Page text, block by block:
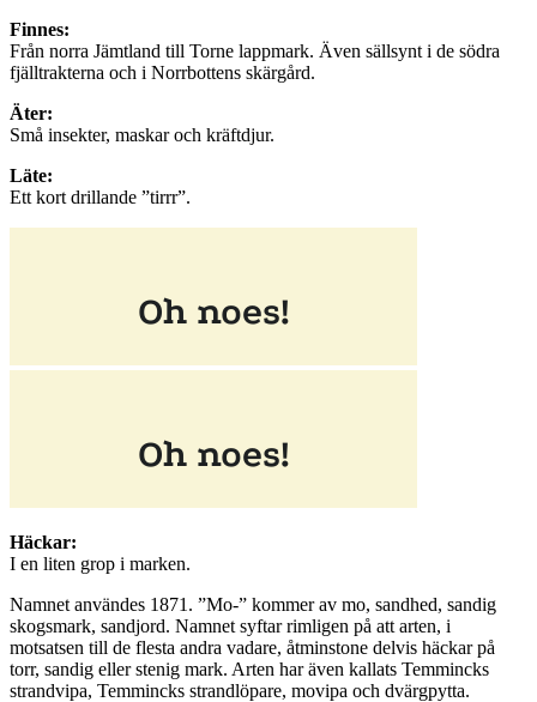
Finnes:
Från norra Jämtland till Torne lappmark. Även sällsynt i de södra
fjälltrakterna och i Norrbottens skärgård.
Äter:
Små insekter, maskar och kräftdjur.
Läte:
Ett kort drillande ”tirrr”.
Häckar:
I en liten grop i marken.
Namnet användes 1871. ”Mo-” kommer av mo, sandhed, sandig
skogsmark, sandjord. Namnet syftar rimligen på att arten, i
motsatsen till de flesta andra vadare, åtminstone delvis häckar på
torr, sandig eller stenig mark. Arten har även kallats Temmincks
strandvipa, Temmincks strandlöpare, movipa och dvärgpytta.